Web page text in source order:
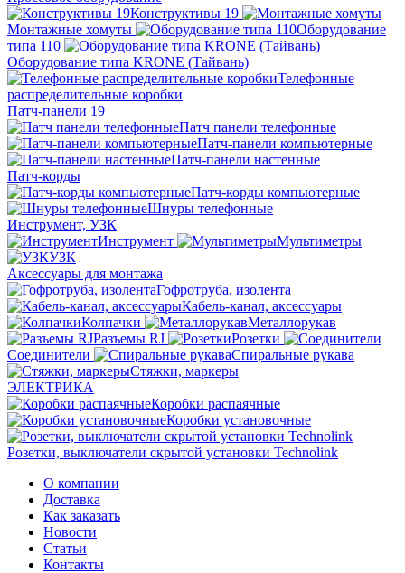
Конструктивы 19
Монтажные хомуты
Оборудование
типа 110
Оборудование типа KRONE (Тайвань)
Телефонные
распределительные коробки
Патч-панели 19
Патч панели телефонные
Патч-панели компьютерные
Патч-панели настенные
Патч-корды
Патч-корды компьютерные
Шнуры телефонные
Инструмент, УЗК
Инструмент
Мультиметры
УЗК
Аксессуары для монтажа
Гофротруба, изолента
Кабель-канал, аксессуары
Колпачки
Металлорукав
Разъемы RJ
Розетки
Соединители
Спиральные рукава
Стяжки, маркеры
ЭЛЕКТРИКА
Коробки распаячные
Коробки установочные
Розетки, выключатели скрытой установки Technolink
О компании
Доставка
Как заказать
Новости
Статьи
Контакты